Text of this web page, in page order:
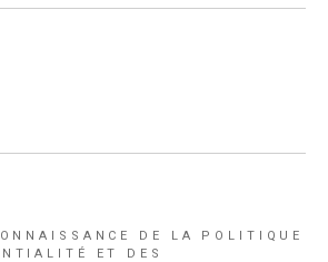
DE LA POLITIQUE
ET DES